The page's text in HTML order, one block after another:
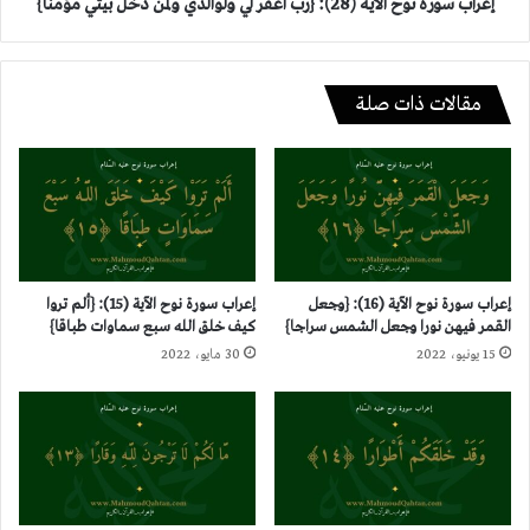
إعراب سورة نوح الآية (28): {رب اغفر لي ولوالدي ولمن دخل بيتي مؤمنا}
مقالات ذات صلة
إعراب سورة نوح الآية (16): {وجعل
القمر فيهن نورا وجعل الشمس سراجا}
15 يونيو، 2022
إعراب سورة نوح الآية (15): {ألم تروا
كيف خلق الله سبع سماوات طباقا}
30 مايو، 2022